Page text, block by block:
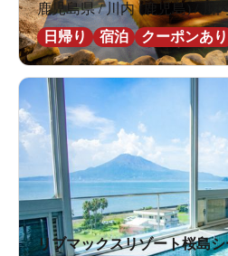
鹿児島県 / 川内 (鹿児島) / 川
日帰り
宿泊 クーポンあり
リブマックスリゾート桜島